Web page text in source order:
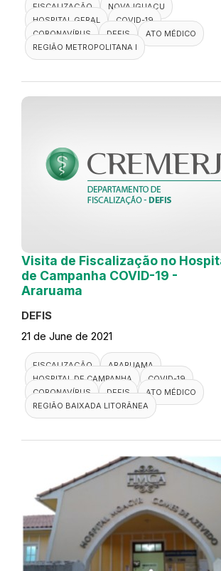
FISCALIZAÇÃO
NOVA IGUAÇU
HOSPITAL GERAL
COVID-19
CORONAVÍRUS
DEFIS
ATO MÉDICO
REGIÃO METROPOLITANA I
Visita de Fiscalização no
de Campanha COVID-19 -
Araruama
DEFIS
21 de June de 2021
FISCALIZAÇÃO
ARARUAMA
HOSPITAL DE CAMPANHA
COVID-19
CORONAVÍRUS
DEFIS
ATO MÉDICO
REGIÃO BAIXADA LITORÂNEA